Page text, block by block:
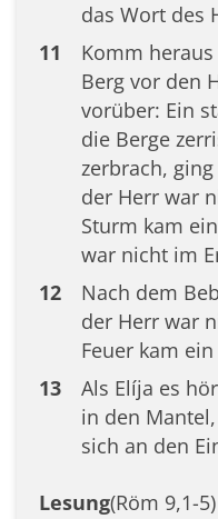
das Wort des
11
Komm
Berg vor den
vorüber: Ein
die Berge
zerbrach,
der Herr war
Sturm kam
war nicht im
12
Nach dem
der Herr war
Feuer kam
13
Als Elíja es
in den
sich an den
Lesung(Röm 9,1-5)